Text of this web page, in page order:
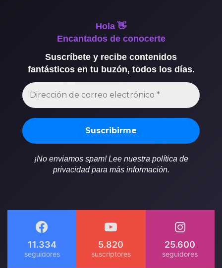
Hola 👋
Encantados de conocerte
Suscríbete y recibe contenidos
fantásticos en tu buzón, todos los días.
¡No enviamos spam! Lee nuestra política de
privacidad para más información.
11.334 5.820 25.600